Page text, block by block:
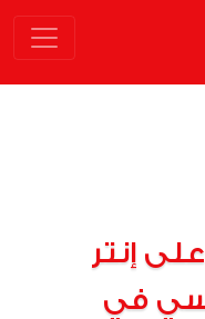
إنتر
في